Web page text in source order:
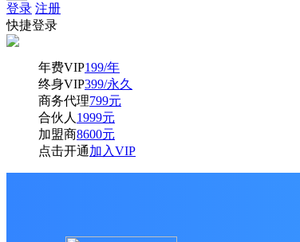
登录 注册
快捷登录
年费VIP199/年
终身VIP399/永久
商务代理799元
合伙人 1999元
加盟商8600元
点击开通加入VIP